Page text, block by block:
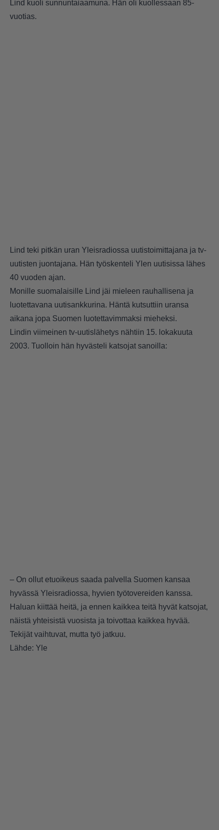
Lind kuoli sunnuntaiaamuna. Hän oli kuollessaan 85-
vuotias.
Lind teki pitkän uran Yleisradiossa uutistoimittajana ja tv-
uutisten juontajana. Hän työskenteli Ylen uutisissa lähes
40 vuoden ajan.
Monille suomalaisille Lind jäi mieleen rauhallisena ja
luotettavana uutisankkurina. Häntä kutsuttiin uransa
aikana jopa Suomen luotettavimmaksi mieheksi.
Lindin viimeinen tv-uutislähetys nähtiin 15. lokakuuta
2003. Tuolloin hän hyvästeli katsojat sanoilla:
– On ollut etuoikeus saada palvella Suomen kansaa
hyvässä Yleisradiossa, hyvien työtovereiden kanssa.
Haluan kiittää heitä, ja ennen kaikkea teitä hyvät katsojat,
näistä yhteisistä vuosista ja toivottaa kaikkea hyvää.
Tekijät vaihtuvat, mutta työ jatkuu.
Lähde: Yle